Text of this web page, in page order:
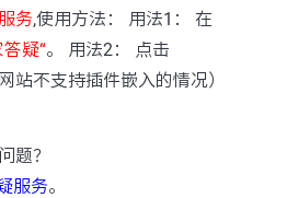
务,使用方法： 用法1： 在
疑“。 用法2： 点击
站不支持插件嵌入的情况）
题？
服务。